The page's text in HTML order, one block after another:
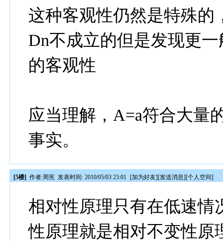
这种客观性仍然是特殊的
Dn不成立的但是发现更
的客观性
应当理解，A=a符合大量
事实。
[5楼] 作者:周宪 发表时间: 2010/05/03 23:01 [加为好友][发送消息][个人空间]
相对性原理只有在低速情
性原理就是相对不变性原